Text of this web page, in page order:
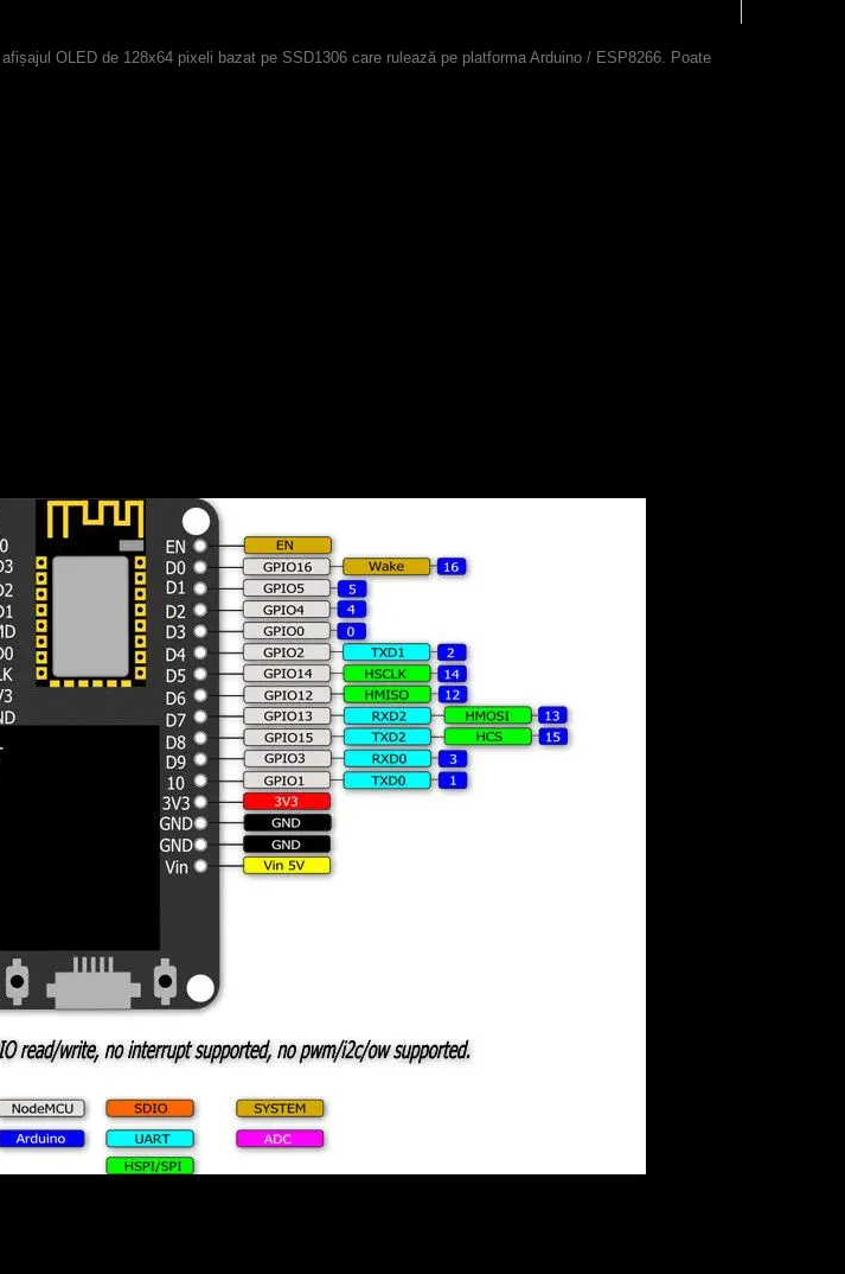
OLED de 128x64 pixeli bazat pe SSD1306 care rulează pe platforma Arduino / ESP8266. Poate